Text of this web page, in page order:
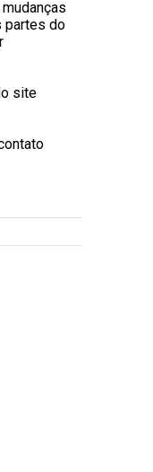
partes do
site